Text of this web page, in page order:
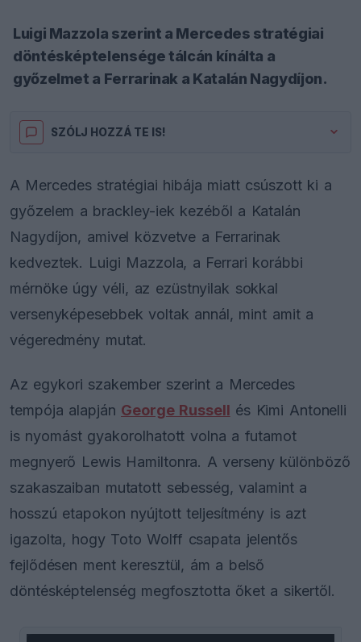
Luigi Mazzola szerint a Mercedes stratégiai
döntésképtelensége tálcán kínálta a
győzelmet a Ferrarinak a Katalán Nagydíjon.
SZÓLJ HOZZÁ TE IS!
A Mercedes stratégiai hibája miatt csúszott ki a
győzelem a brackley-iek kezéből a Katalán
Nagydíjon, amivel közvetve a Ferrarinak
kedveztek. Luigi Mazzola, a Ferrari korábbi
mérnöke úgy véli, az ezüstnyilak sokkal
versenyképesebbek voltak annál, mint amit a
végeredmény mutat.
Az egykori szakember szerint a Mercedes
tempója alapján George Russell és Kimi Antonelli
is nyomást gyakorolhatott volna a futamot
megnyerő Lewis Hamiltonra. A verseny különböző
szakaszaiban mutatott sebesség, valamint a
hosszú etapokon nyújtott teljesítmény is azt
igazolta, hogy Toto Wolff csapata jelentős
fejlődésen ment keresztül, ám a belső
döntésképtelenség megfosztotta őket a sikertől.